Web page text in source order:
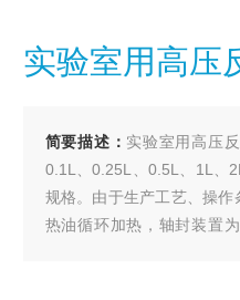
实验室用高压
简要描述： 实验室用高压
0.1L、0.25L、0.5L、1L、
规格。由于生产工艺、操
热油循环加热，轴封装置